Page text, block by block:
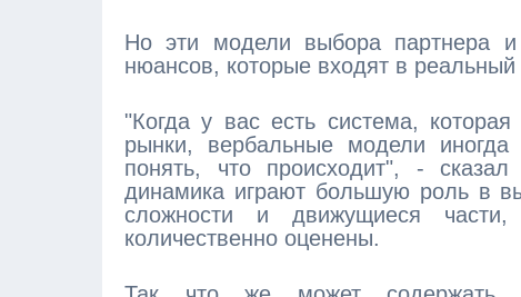
Но эти модели выбора партнера
нюансов, которые входят в
"Когда у вас есть система,
рынки, вербальные модели
понять, что происходит", -
динамика играют большую роль в
сложности и движущиеся
количественно оценены.